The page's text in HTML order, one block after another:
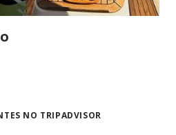
NO TRIPADVISOR